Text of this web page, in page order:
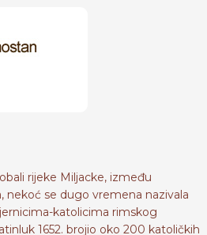
rijeke Miljacke, između
nekoć se dugo vremena nazivala
katolicima rimskog
1652. brojio oko 200 katoličkih